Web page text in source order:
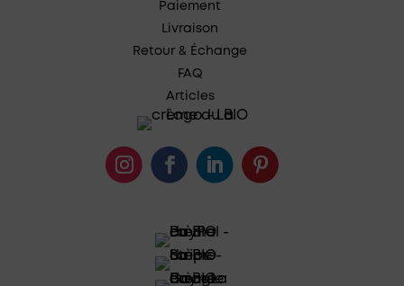
Paiement
Livraison
Retour & Échange
FAQ
Articles